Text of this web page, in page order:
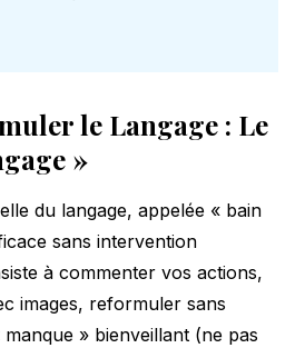
le Langage : Le
»
du langage, appelée « bain
sans intervention
à commenter vos actions,
images, reformuler sans
» bienveillant (ne pas